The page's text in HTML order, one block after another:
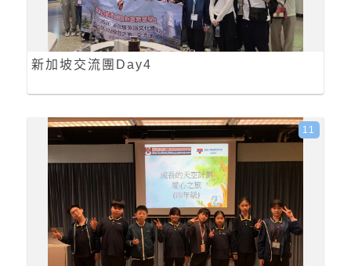
新加坡交流團Day4
11